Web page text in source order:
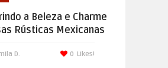
a Beleza e Charme
Rústicas Mexicanas
D. Likes!
0